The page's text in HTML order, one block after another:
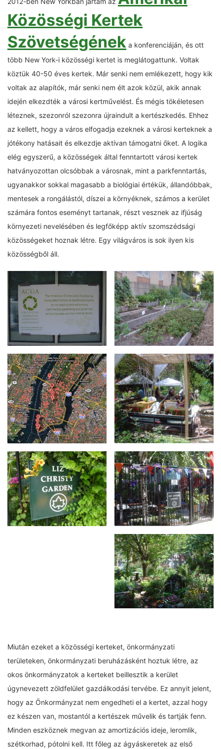
Közösségi Kertek
Szövetségének a konferenciáján, és ott
több New York-i közösségi kertet is meglátogattunk. Voltak
köztük 40-50 éves kertek. Már senki nem emlékezett, hogy kik
voltak az alapítók, már senki nem élt azok közül, akik annak
idején elkezdték a városi kertművelést. És mégis tökéletesen
léteznek, szezonról szezonra újraindult a kertészkedés. Ehhez
az kellett, hogy a város elfogadja ezeknek a városi kerteknek a
jótékony hatásait és elkezdje aktívan támogatni őket. A logika
elég egyszerű, a közösségek által fenntartott városi kertek
hatványozottan olcsóbbak a városnak, mint a parkfenntartás,
ugyanakkor sokkal magasabb a biológiai értékük, állandóbbak,
mentesek a rongálástól, díszei a környéknek, számos a kerület
számára fontos eseményt tartanak, részt vesznek az ifjúság
környezeti nevelésében és legfőképp aktív szomszédsági
közösségeket hoznak létre. Egy világváros is sok ilyen kis
közösségből áll.
Miután ezeket a közösségi kerteket, önkormányzati
területeken, önkormányzati beruházásként hoztuk létre, az
okos önkormányzatok a kerteket beillesztik a kerület
úgynevezett zöldfelület gazdálkodási tervébe. Ez annyit jelent,
hogy az Önkormányzat nem engedheti el a kertet, azzal hogy
ez készen van, mostantól a kertészek művelik és tartják fenn.
Minden eszköznek megvan az amortizációs ideje, leromlik,
szétkorhad, pótolni kell. Itt főleg az ágyáskeretek az első